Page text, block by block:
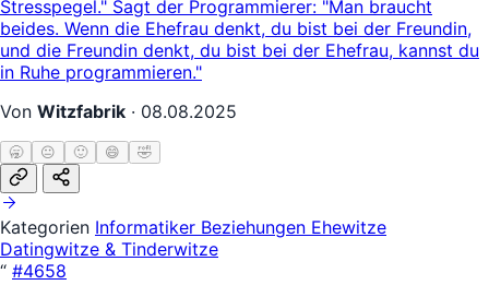
Stresspegel." Sagt der Programmierer: "Man braucht
beides. Wenn die Ehefrau denkt, du bist bei der Freundin,
und die Freundin denkt, du bist bei der Ehefrau, kannst du
in Ruhe programmieren."
Von Witzfabrik · 08.08.2025
🥱 😐 🙂 😄 🤣
Kategorien Informatiker Beziehungen Ehewitze
Datingwitze & Tinderwitze
“ #4658